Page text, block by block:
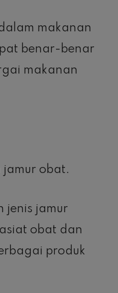
makanan
benar-benar
makanan
obat.
jenis jamur
obat dan
produk